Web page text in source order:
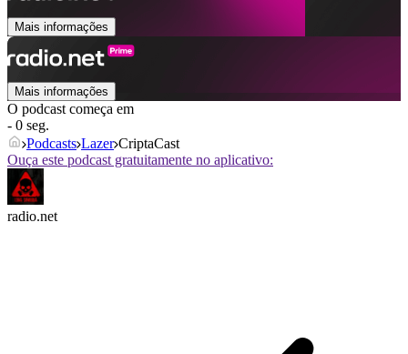
Mais informações
Mais informações
O podcast começa em
- 0 seg.
Podcasts Lazer CriptaCast
Ouça este podcast gratuitamente no aplicativo:
radio.net